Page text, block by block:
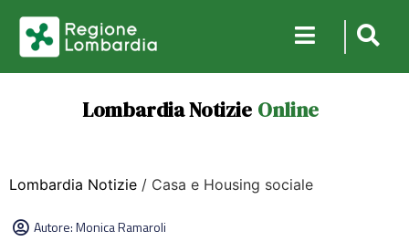
Lombardia Notizie Online
Lombardia Notizie / Casa e Housing sociale
Autore:Monica Ramaroli